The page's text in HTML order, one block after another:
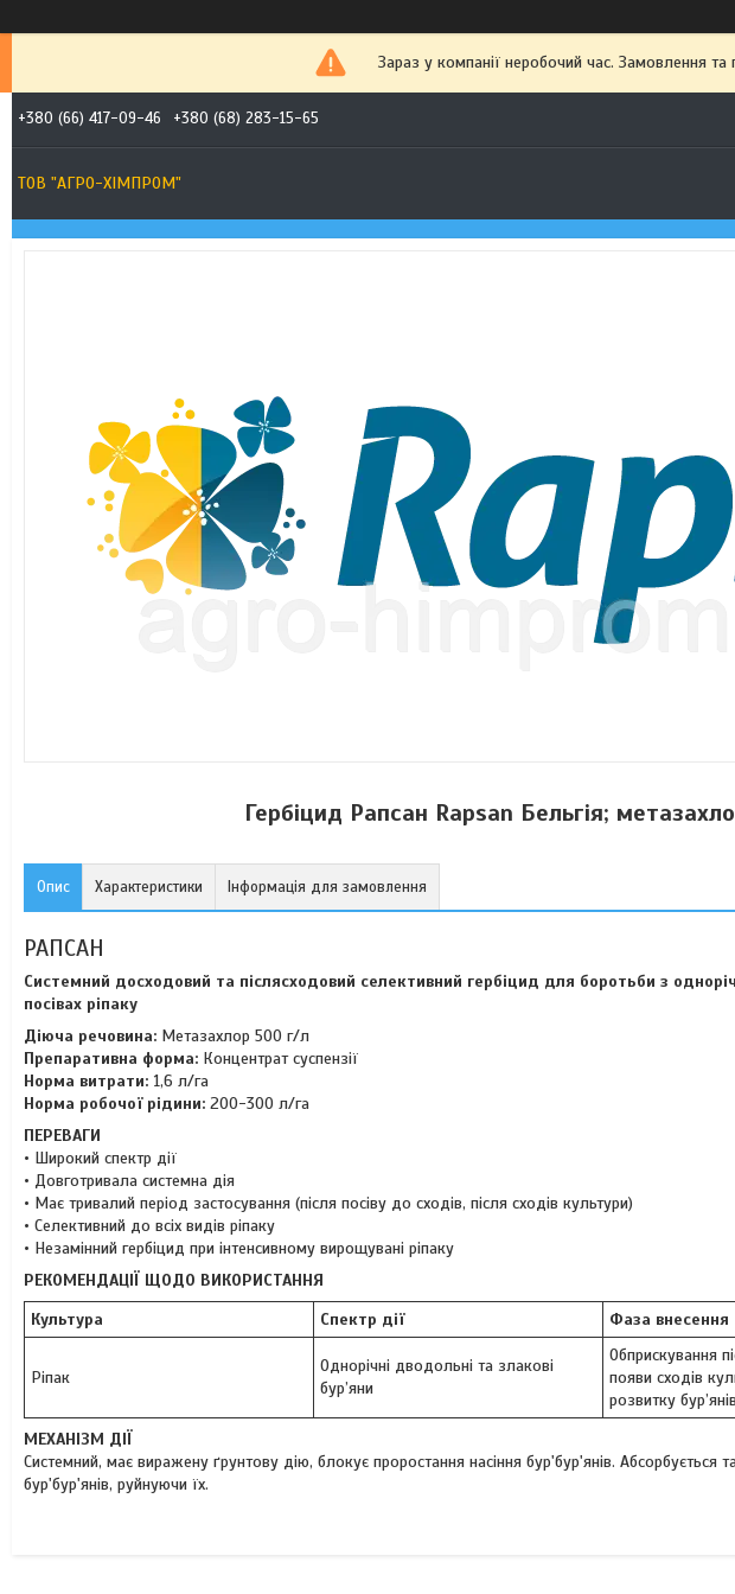
Зараз у компанії неробочий час. Замовлення
+380 (66) 417-09-46 +380 (68) 283-15-65
ТОВ "АГРО-ХІМПРОМ"
Гербіцид Рапсан Rapsan Бельгія;
Опис Характеристики Інформація для замовлення
РАПСАН
Системний досходовий та післясходовий селективний гербіцид для боротьби з
посівах ріпаку
Діюча речовина: Метазахлор 500 г/л
Препаративна форма: Концентрат суспензії
Норма витрати: 1,6 л/га
Норма робочої рідини: 200-300 л/га
ПЕРЕВАГИ
• Широкий спектр дії
• Довготривала системна дія
• Має тривалий період застосування (після посіву до сходів, після сходів культури)
• Селективний до всіх видів ріпаку
• Незамінний гербіцид при інтенсивному вирощувані ріпаку
РЕКОМЕНДАЦІЇ ЩОДО ВИКОРИСТАННЯ
Культура
Спектр дії Фаза внесення
Ріпак
Однорічні дводольні та злакові
бур’яни
Обприскування
появи сходів
розвитку
МЕХАНІЗМ ДІЇ
Системний, має виражену ґрунтову дію, блокує проростання насіння бур'бур'янів.
бур'бур'янів, руйнуючи їх.